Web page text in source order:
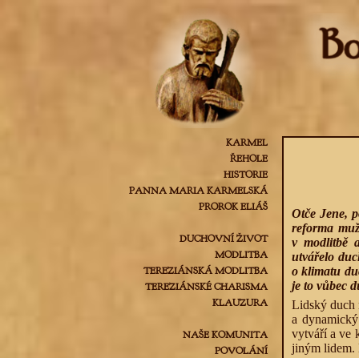
KARMEL
ŘEHOLE
HISTORIE
PANNA MARIA KARMELSKÁ
PROROK ELIÁŠ
DUCHOVNÍ ŽIVOT
MODLITBA
TEREZIÁNSKÁ MODLITBA
TEREZIÁNSKÉ CHARISMA
KLAUZURA
NAŠE KOMUNITA
POVOLÁNÍ
Otče Jene,
reforma
v modlitbě
utvářelo
o klimatu
je to vůbec
Lidský duch
a
vytváří a ve
jiným lidem.